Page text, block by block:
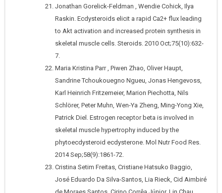
Jonathan Gorelick-Feldman , Wendie Cohick, Ilya
Raskin. Ecdysteroids elicit a rapid Ca2+ flux leading
to Akt activation and increased protein synthesis in
skeletal muscle cells. Steroids. 2010 Oct;75(10):632-
7.
Maria Kristina Parr , Piwen Zhao, Oliver Haupt,
Sandrine Tchoukouegno Ngueu, Jonas Hengevoss,
Karl Heinrich Fritzemeier, Marion Piechotta, Nils
Schlörer, Peter Muhn, Wen-Ya Zheng, Ming-Yong Xie,
Patrick Diel. Estrogen receptor beta is involved in
skeletal muscle hypertrophy induced by the
phytoecdysteroid ecdysterone. Mol Nutr Food Res.
2014 Sep;58(9):1861-72.
Cristina Setim Freitas, Cristiane Hatsuko Baggio,
José Eduardo Da Silva-Santos, Lia Rieck, Cid Aimbiré